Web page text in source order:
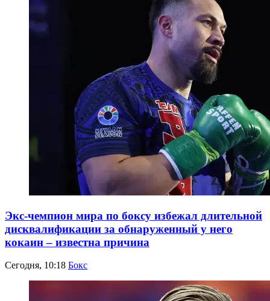
Экс-чемпион мира по боксу избежал длительной
дисквалификации за обнаруженный у него
кокаин – известна причина
Сегодня, 10:18 Бокс